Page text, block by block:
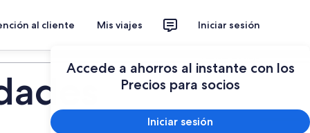
al cliente Mis viajes Iniciar sesión
Accede a ahorros al instante con los
Precios para socios
Iniciar sesión